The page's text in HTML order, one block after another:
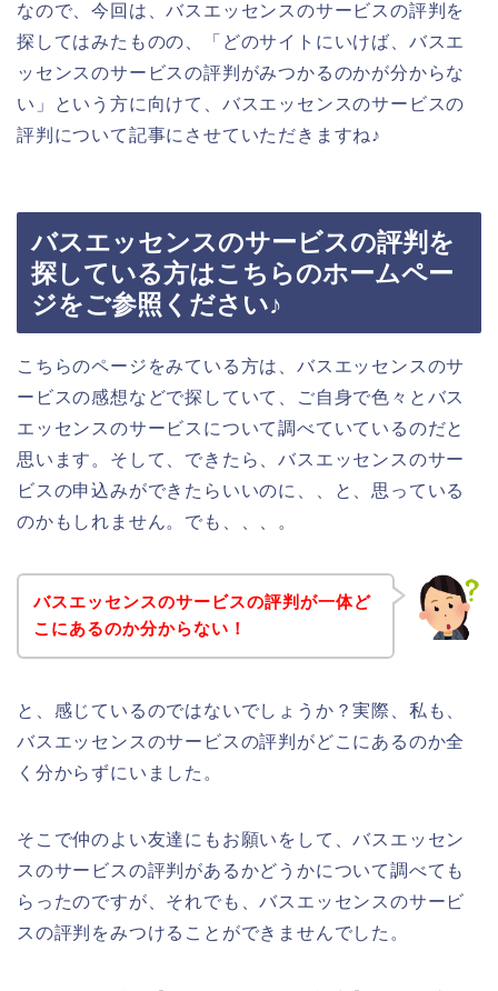
なので、今回は、バスエッセンスのサービスの評判を
探してはみたものの、「どのサイトにいけば、バスエ
ッセンスのサービスの評判がみつかるのかが分からな
い」という方に向けて、バスエッセンスのサービスの
評判について記事にさせていただきますね♪
バスエッセンスのサービスの評判を
探している方はこちらのホームペー
ジをご参照ください♪
こちらのページをみている方は、バスエッセンスのサ
ービスの感想などで探していて、ご自身で色々とバス
エッセンスのサービスについて調べていているのだと
思います。そして、できたら、バスエッセンスのサー
ビスの申込みができたらいいのに、、と、思っている
のかもしれません。でも、、、。
バスエッセンスのサービスの評判が一体ど
こにあるのか分からない！
と、感じているのではないでしょうか？実際、私も、
バスエッセンスのサービスの評判がどこにあるのか全
く分からずにいました。
そこで仲のよい友達にもお願いをして、バスエッセン
スのサービスの評判があるかどうかについて調べても
らったのですが、それでも、バスエッセンスのサービ
スの評判をみつけることができませんでした。